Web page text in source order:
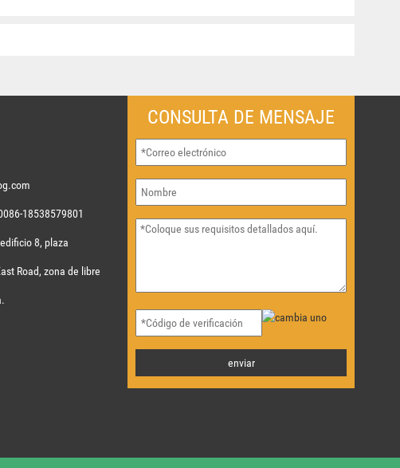
18538579801
8, plaza
Road, zona de libre
CONSULTA DE MENSAJE
enviar